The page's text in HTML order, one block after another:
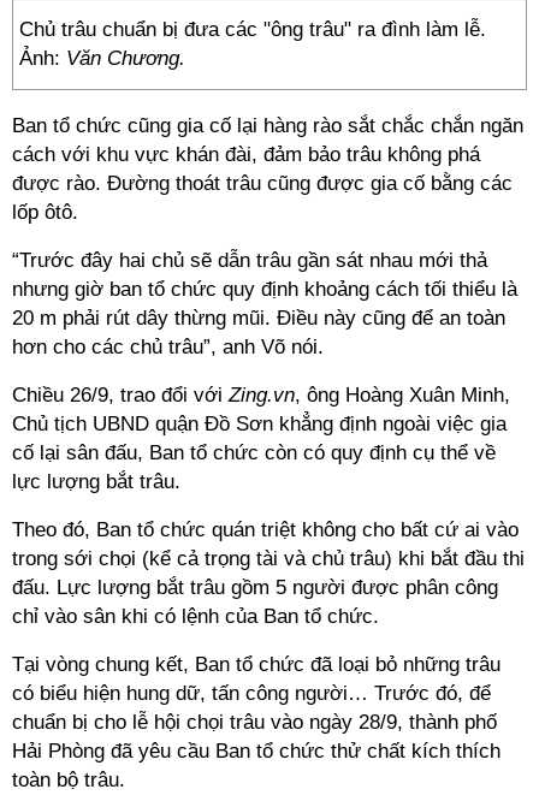
Chủ trâu chuẩn bị đưa các "ông trâu" ra đình làm lễ.
Ảnh: Văn Chương.
Ban tổ chức cũng gia cố lại hàng rào sắt chắc chắn ngăn
cách với khu vực khán đài, đảm bảo trâu không phá
được rào. Đường thoát trâu cũng được gia cố bằng các
lốp ôtô.
“Trước đây hai chủ sẽ dẫn trâu gần sát nhau mới thả
nhưng giờ ban tổ chức quy định khoảng cách tối thiểu là
20 m phải rút dây thừng mũi. Điều này cũng để an toàn
hơn cho các chủ trâu”, anh Võ nói.
Chiều 26/9, trao đổi vớiZing.vn, ông Hoàng Xuân Minh,
Chủ tịch UBND quận Đồ Sơn khẳng định ngoài việc gia
cố lại sân đấu, Ban tổ chức còn có quy định cụ thể về
lực lượng bắt trâu.
Theo đó, Ban tổ chức quán triệt không cho bất cứ ai vào
trong sới chọi (kể cả trọng tài và chủ trâu) khi bắt đầu thi
đấu. Lực lượng bắt trâu gồm 5 người được phân công
chỉ vào sân khi có lệnh của Ban tổ chức.
Tại vòng chung kết, Ban tổ chức đã loại bỏ những trâu
có biểu hiện hung dữ, tấn công người… Trước đó, để
chuẩn bị cho lễ hội chọi trâu vào ngày 28/9, thành phố
Hải Phòng đã yêu cầu Ban tổ chức thử chất kích thích
toàn bộ trâu.